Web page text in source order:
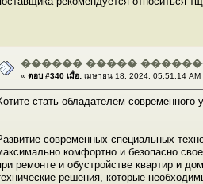
������ �����
« ตอบ #340 เมื่อ: เมษายน 18, 2024, 05:51:14 AM
стать обладателем современного
современных специальных
комфортно и безопасно
ремонте и обустройстве квартир и
решения, которые